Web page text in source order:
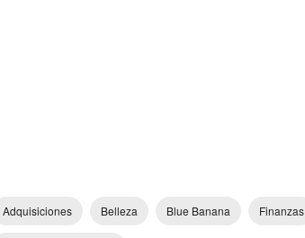
Adquisiciones Belleza Blue Banana Finanzas